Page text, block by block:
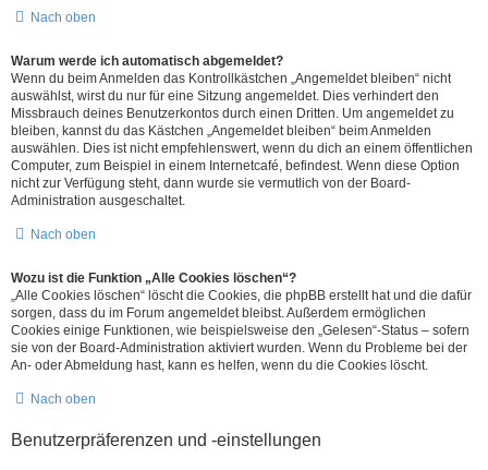
Nach oben
Warum werde ich automatisch abgemeldet?
Wenn du beim Anmelden das Kontrollkästchen „Angemeldet bleiben“ nicht
auswählst, wirst du nur für eine Sitzung angemeldet. Dies verhindert den
Missbrauch deines Benutzerkontos durch einen Dritten. Um angemeldet zu
bleiben, kannst du das Kästchen „Angemeldet bleiben“ beim Anmelden
auswählen. Dies ist nicht empfehlenswert, wenn du dich an einem öffentlichen
Computer, zum Beispiel in einem Internetcafé, befindest. Wenn diese Option
nicht zur Verfügung steht, dann wurde sie vermutlich von der Board-
Administration ausgeschaltet.
Nach oben
Wozu ist die Funktion „Alle Cookies löschen“?
„Alle Cookies löschen“ löscht die Cookies, die phpBB erstellt hat und die dafür
sorgen, dass du im Forum angemeldet bleibst. Außerdem ermöglichen
Cookies einige Funktionen, wie beispielsweise den „Gelesen“-Status – sofern
sie von der Board-Administration aktiviert wurden. Wenn du Probleme bei der
An- oder Abmeldung hast, kann es helfen, wenn du die Cookies löscht.
Nach oben
Benutzerpräferenzen und -einstellungen